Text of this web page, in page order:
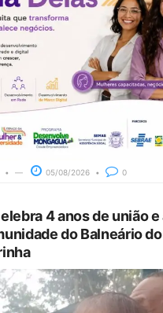
05/08/2026 0
4 anos de união
do Balneário